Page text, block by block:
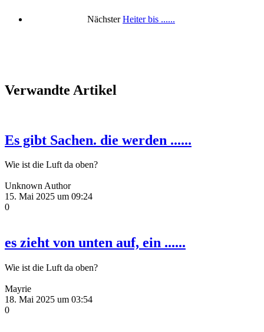
Nächster Heiter bis ......
Verwandte Artikel
Es gibt Sachen. die werden ......
Wie ist die Luft da oben?
Unknown Author
15. Mai 2025 um 09:24
0
es zieht von unten auf, ein ......
Wie ist die Luft da oben?
Mayrie
18. Mai 2025 um 03:54
0